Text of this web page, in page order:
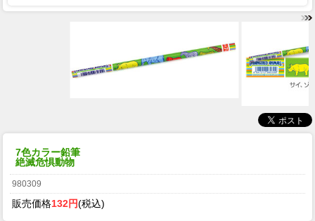
7色カラー鉛筆
絶滅危惧動物
980309
販売価格132円(税込)